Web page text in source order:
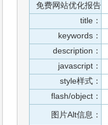
免费网站优化报告
title：
keywords：
description：
javascript：
style样式：
flash/object：
图片Alt信息：